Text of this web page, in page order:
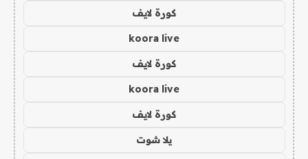
كورة لايف
koora live
كورة لايف
koora live
كورة لايف
يلا شوت